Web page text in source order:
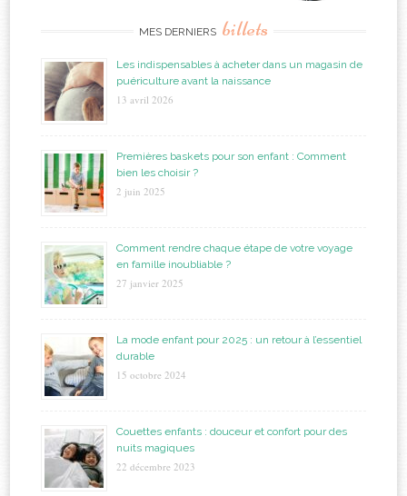
MES DERNIERS billets
Les indispensables à acheter dans un magasin de
puériculture avant la naissance
13 avril 2026
Premières baskets pour son enfant : Comment
bien les choisir ?
2 juin 2025
Comment rendre chaque étape de votre voyage
en famille inoubliable ?
27 janvier 2025
La mode enfant pour 2025 : un retour à l’essentiel
durable
15 octobre 2024
Couettes enfants : douceur et confort pour des
nuits magiques
22 décembre 2023